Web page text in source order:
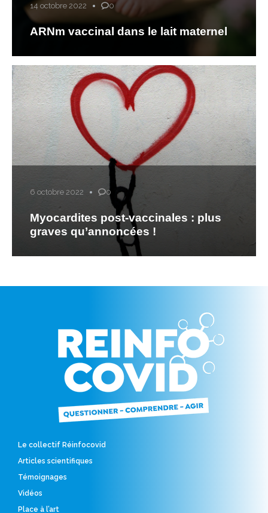
14 octobre 2022 0
ARNm vaccinal dans le lait maternel
6 octobre 2022 0
Myocardites post-vaccinales : plus
graves qu’annoncées !
Le collectif Réinfocovid
Articles scientifiques
Témoignages
Vidéos
Place à l’art